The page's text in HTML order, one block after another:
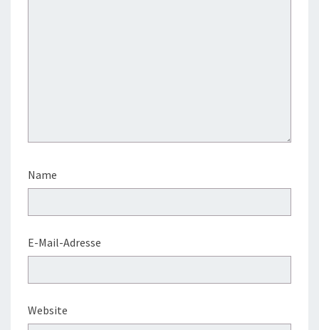
Name
E-Mail-Adresse
Website